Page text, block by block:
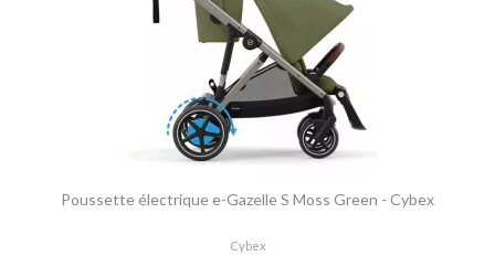
Poussette électrique e-Gazelle S Moss Green - Cybex
Cybex